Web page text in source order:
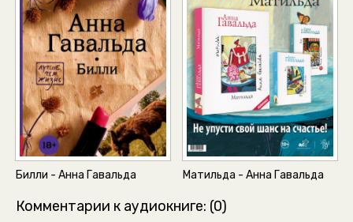
02-02-03
02-02-04
02-02-05
02-02-06
02-02-07
02-02-08
02-03-01
Билли - Анна Гавальда Матильда - Анна Гавальда
Комментарии к аудиокниге: (0)